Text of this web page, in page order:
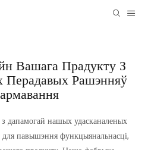
Вашага Прадукту З
Рашэнняў
дапамогай нашых удасканаленых
павышэння функцыянальнасці,